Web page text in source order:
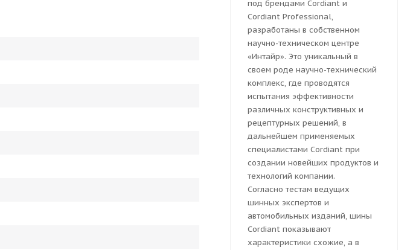
под брендами Cordiant и
Cordiant Professional,
разработаны в собственном
научно-техническом центре
«Интайр». Это уникальный в
своем роде научно-технический
комплекс, где проводятся
испытания эффективности
различных конструктивных и
рецептурных решений, в
дальнейшем применяемых
специалистами Cordiant при
создании новейших продуктов и
технологий компании.
Согласно тестам ведущих
шинных экспертов и
автомобильных изданий, шины
Cordiant показывают
характеристики схожие, а в